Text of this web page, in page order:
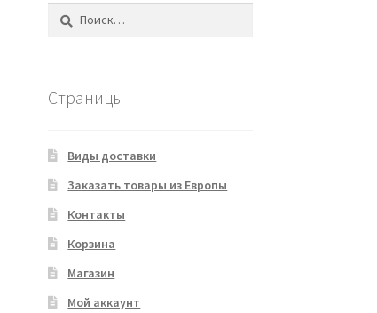
Страницы
Виды доставки
Заказать товары из Европы
Контакты
Корзина
Магазин
Мой аккаунт